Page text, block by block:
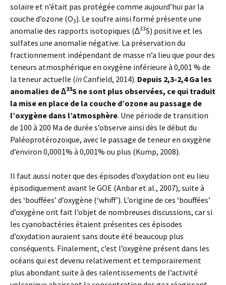
solaire et n’était pas protégée comme aujourd’hui par la
couche d’ozone (O3). Le soufre ainsi formé présente une
anomalie des rapports isotopiques (∆33S) positive et les
sulfates une anomalie négative. La préservation du
fractionnement indépendant de masse n’a lieu que pour des
teneurs atmosphérique en oxygène inférieure à 0,001 % de
la teneur actuelle (inCanfield, 2014). Depuis 2,3-2,4 Ga les
anomalies de ∆33S ne sont plus observées, ce qui traduit
la mise en place de la couche d’ozone au passage de
l’oxygène dans l’atmosphère. Une période de transition
de 100 à 200 Ma de durée s’observe ainsi dès le début du
Paléoprotérozoïque, avec le passage de teneur en oxygène
d’environ 0,0001% à 0,001% ou plus (Kump, 2008).
Il faut aussi noter que des épisodes d’oxydation ont eu lieu
épisodiquement avant le GOE (Anbar et al., 2007), suite à
des ‘bouffées’ d’oxygène (‘whiff’). L’origine de ces ‘bouffées’
d’oxygène ont fait l’objet de nombreuses discussions, car si
les cyanobactéries étaient présentes ces épisodes
d’oxydation auraient sans doute été beaucoup plus
conséquents. Finalement, c’est l’oxygène présent dans les
océans qui est devenu relativement et temporairement
plus abondant suite à des ralentissements de l’activité